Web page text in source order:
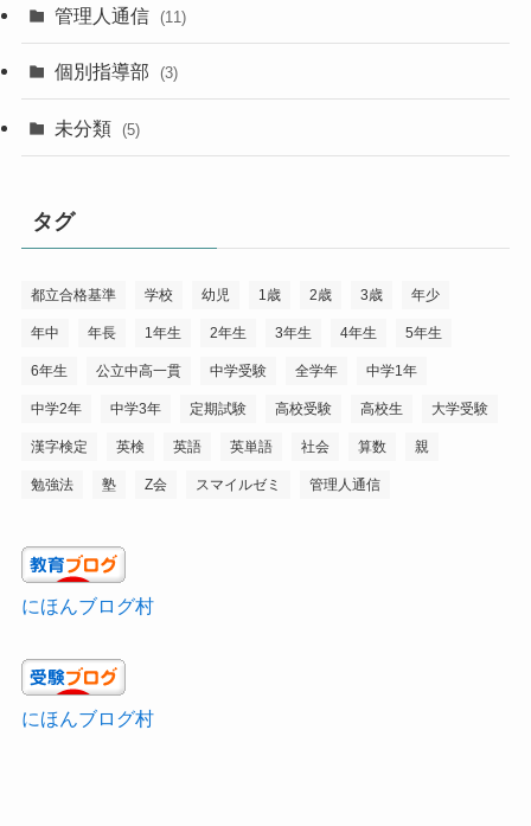
管理人通信 (11)
個別指導部 (3)
未分類 (5)
タグ
都立合格基準 学校 幼児 1歳 2歳 3歳 年少
年中 年長 1年生 2年生 3年生 4年生 5年生
6年生 公立中高一貫 中学受験 全学年 中学1年
中学2年 中学3年 定期試験 高校受験 高校生 大学受験
漢字検定 英検 英語 英単語 社会 算数 親
勉強法 塾 Z会 スマイルゼミ 管理人通信
にほんブログ村
にほんブログ村